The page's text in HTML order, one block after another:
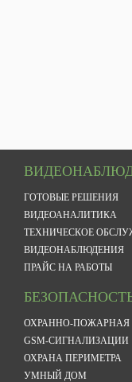
ГОТОВЫЕ РЕШЕНИЯ
ВИДЕОАНАЛИТИКА
ТЕХНИЧЕСКОЕ
ВИДЕОНАБЛЮДЕНИЯ
ПРАЙС НА РАБОТЫ
ОХРАННО-ПОЖАРНАЯ
GSM-СИГНАЛИЗАЦИИ
ОХРАНА ПЕРИМЕТРА
УМНЫЙ ДОМ